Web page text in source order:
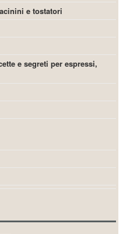
e tostatori
e segreti per espressi,